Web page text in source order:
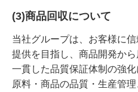
(3)商品回収について
当社グループは、お客様に
提供を目指し、商品開発か
一貫した品質保証体制の強
原料・商品の品質・生産管